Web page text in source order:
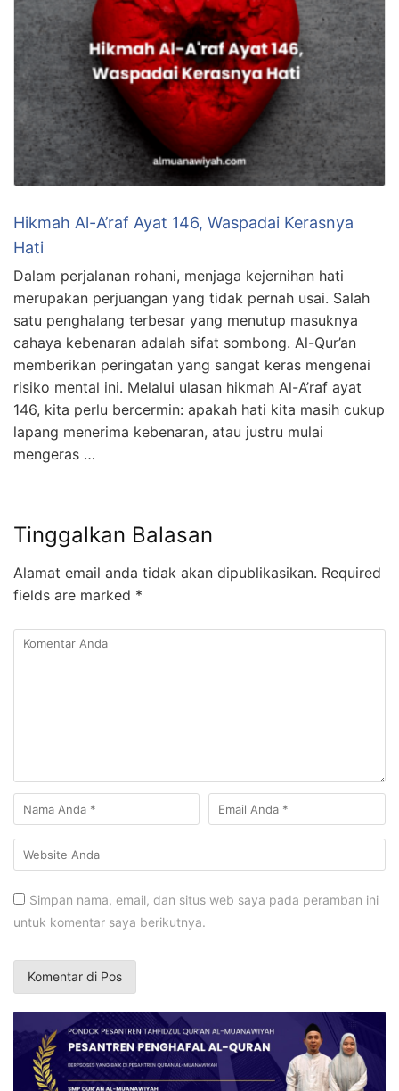
Hikmah Al-A’raf Ayat 146, Waspadai Kerasnya
Hati
Dalam perjalanan rohani, menjaga kejernihan hati
merupakan perjuangan yang tidak pernah usai. Salah
satu penghalang terbesar yang menutup masuknya
cahaya kebenaran adalah sifat sombong. Al-Qur’an
memberikan peringatan yang sangat keras mengenai
risiko mental ini. Melalui ulasan hikmah Al-A’raf ayat
146, kita perlu bercermin: apakah hati kita masih cukup
lapang menerima kebenaran, atau justru mulai
mengeras …
Tinggalkan Balasan
Alamat email anda tidak akan dipublikasikan. Required
fields are marked *
Simpan nama, email, dan situs web saya pada peramban ini
untuk komentar saya berikutnya.